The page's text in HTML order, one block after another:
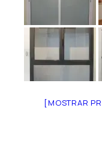
[MOSTRAR